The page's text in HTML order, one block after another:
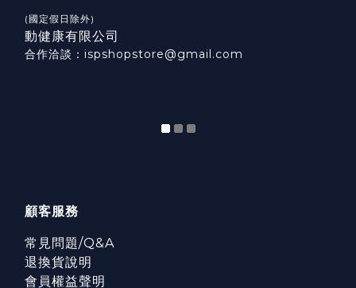
(國定假日除外)
動健康有限公司
合作洽談：ispshopstore@gmail.com
顧客服務
常見問題/Q&A
退換貨說明
會員權益聲明